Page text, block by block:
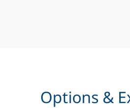
Options &